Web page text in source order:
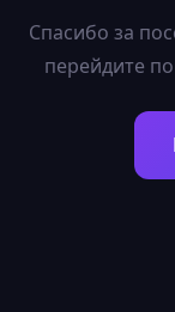
Спасибо за
перейдите